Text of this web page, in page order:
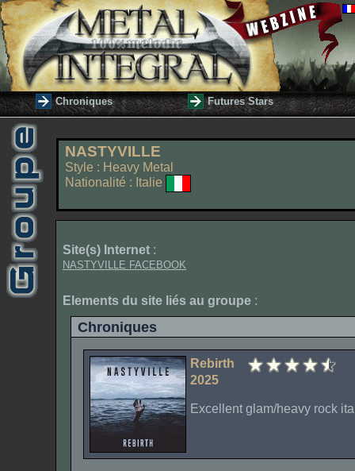
Chroniques Futures Stars
NASTYVILLE
Style : Heavy Metal
Nationalité : Italie
Site(s) Internet :
NASTYVILLE FACEBOOK
Elements du site liés au groupe :
Chroniques
Rebirth
2025
Excellent glam/heavy rock